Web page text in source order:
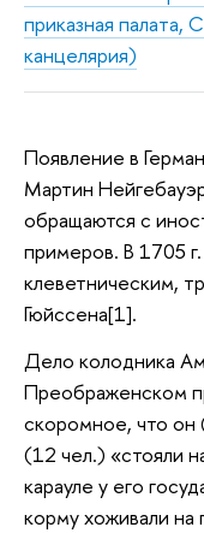
приказная палата,
канцелярия)
Появление в
Мартин
обращаются с
примеров. В 1705
клеветническим,
Гюйссена[1].
Дело колодника
Преображенском
скоромное, что он
(12 чел.) «стояли
карауле у его
корму хоживали на